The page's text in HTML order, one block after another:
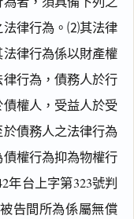
律行為。⑵其法律
律行為係以財產權
行為，債務人於行
權人，受益人於受
債務人之法律行為
權行為抑為物權行
年台上字第323號判
告間所為係屬無償